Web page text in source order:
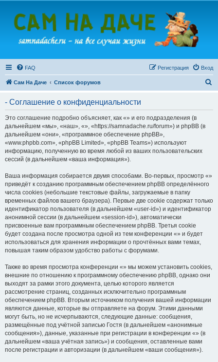
FAQ Вход
Регистрация
Сам На Даче Список форумов
- Соглашение о конфиденциальности
Это соглашение подробно объясняет, как «» и его подразделения (в
дальнейшем «мы», «наш», «», «https://samnadache.ru/forum») и phpBB (в
дальнейшем «они», «программное обеспечение phpBB»,
«www.phpbb.com», «phpBB Limited», «phpBB Teams») используют
информацию, полученную во время любой из ваших пользовательских
сессий (в дальнейшем «ваша информация»).
Ваша информация собирается двумя способами. Во-первых, просмотр «»
приведёт к созданию программным обеспечением phpBB определённого
числа cookies (небольшие текстовые файлы, загружаемые в папку
временных файлов вашего браузера). Первые две cookie содержат только
идентификатор пользователя (в дальнейшем «user-id») и идентификатор
анонимной сессии (в дальнейшем «session-id»), автоматически
присвоенные вам программным обеспечением phpBB. Третья cookie
будет создана после просмотра одной из тем конференции «» и будет
использоваться для хранения информации о прочтённых вами темах,
повышая таким образом удобство работы с форумами.
Также во время просмотра конференции «» мы можем установить cookies,
внешние по отношению к программному обеспечению phpBB, однако они
выходят за рамки этого документа, целью которого является
рассмотрение страниц, созданных исключительно программным
обеспечением phpBB. Вторым источником получения вашей информации
являются данные, которые вы отправляете на форум. Этими данными
могут быть, но не исчерпываются, следующие данные: сообщения,
размещённые под учётной записью Гостя (в дальнейшем «анонимные
сообщения»), данные, указанные при регистрации в конференции «» (в
дальнейшем «ваша учётная запись») и сообщения, оставленные вами
после регистрации и авторизации (в дальнейшем «ваши сообщения»).